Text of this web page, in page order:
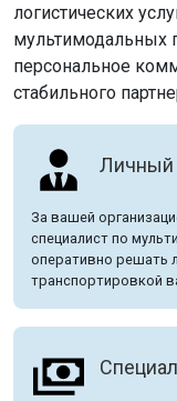
логистических
мультимодальных
персональное
стабильного
За вашей
специалист по
оперативно решать
транспортировкой